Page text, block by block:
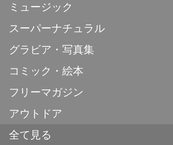
ミュージック
スーパーナチュラル
グラビア・写真集
コミック・絵本
フリーマガジン
アウトドア
全て見る